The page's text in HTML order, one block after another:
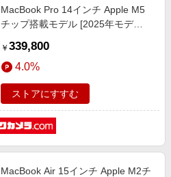
MacBook Pro 14インチ Apple M5
チップ搭載モデル [2025年モデ
CPUと10コアGPU] スペースブラッ
ク MDE14J/A
￥ 339,800
4.0%
ストアにすすむ
MacBook Air 15インチ Apple M2チ